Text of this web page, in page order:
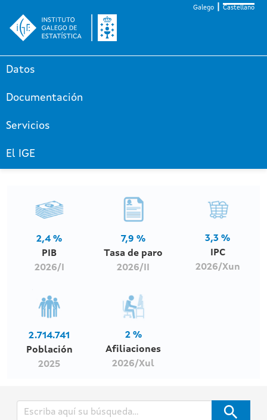
Galego Castellano
Datos
Documentación
Servicios
El IGE
2,4 %
PIB
2026/I
7,9 %
Tasa de paro
2026/II
3,3 %
IPC
2026/Xun
2.714.741
Población
2025
2 %
Afiliaciones
2026/Xul